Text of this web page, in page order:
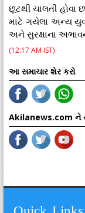
છૂટથી ચાલતી હોવા
માટે ગયેલા અન્ય
અને સુરક્ષાના
(12:17 AM IST)
આ સમાચાર શેર કરો
Akilanews.com ને